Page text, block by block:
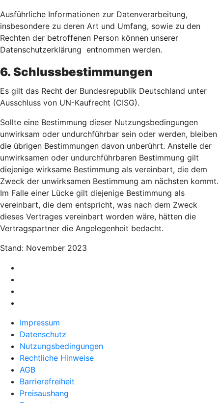
Ausführliche Informationen zur Datenverarbeitung,
insbesondere zu deren Art und Umfang, sowie zu den
Rechten der betroffenen Person können unserer
Datenschutzerklärung entnommen werden.
6. Schlussbestimmungen
Es gilt das Recht der Bundesrepublik Deutschland unter
Ausschluss von UN-Kaufrecht (CISG).
Sollte eine Bestimmung dieser Nutzungsbedingungen
unwirksam oder undurchführbar sein oder werden, bleiben
die übrigen Bestimmungen davon unberührt. Anstelle der
unwirksamen oder undurchführbaren Bestimmung gilt
diejenige wirksame Bestimmung als vereinbart, die dem
Zweck der unwirksamen Bestimmung am nächsten kommt.
Im Falle einer Lücke gilt diejenige Bestimmung als
vereinbart, die dem entspricht, was nach dem Zweck
dieses Vertrages vereinbart worden wäre, hätten die
Vertragspartner die Angelegenheit bedacht.
Stand: November 2023
Impressum
Datenschutz
Nutzungsbedingungen
Rechtliche Hinweise
AGB
Barrierefreiheit
Preisaushang